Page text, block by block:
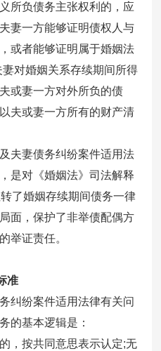
所负债务主张权利的，应
妻一方能够证明债权人与
或者能够证明属于婚姻法
对婚姻关系存续期间所得
或妻一方对外所负的债
夫或妻一方所有的财产清
夫妻债务纠纷案件适用法
是对《婚姻法》司法解释
了婚姻存续期间债务一律
面，保护了非举债配偶方
举证责任。
准
纠纷案件适用法律有关问
的基本逻辑是：
，按共同意思表示认定;无